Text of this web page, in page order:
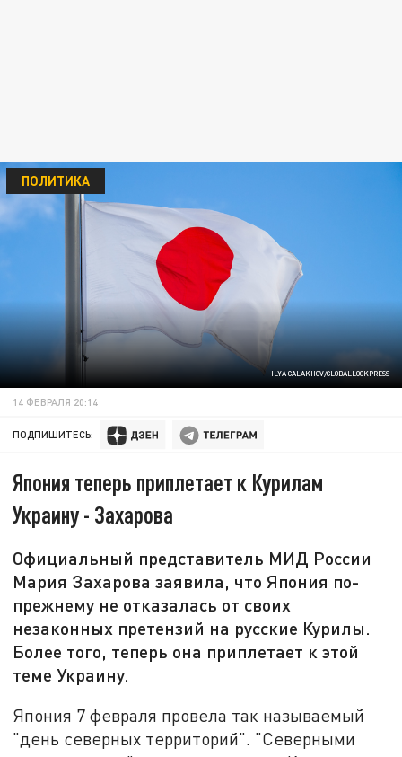
ILYA GALAKHOV/GLOBALLOOKPRESS
ПОЛИТИКА
14 ФЕВРАЛЯ 20:14
ПОДПИШИТЕСЬ:
Япония теперь приплетает к Курилам
Украину - Захарова
Официальный представитель МИД России
Мария Захарова заявила, что Япония по-
прежнему не отказалась от своих
незаконных претензий на русские Курилы.
Более того, теперь она приплетает к этой
теме Украину.
Япония 7 февраля провела так называемый
"день северных территорий". "Северными